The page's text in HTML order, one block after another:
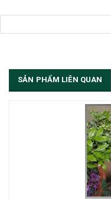
SẢN PHẨM LIÊN QUAN